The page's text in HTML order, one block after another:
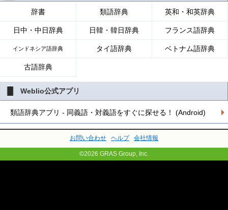
辞書 類語辞典 英和・和英辞典
日中・中日辞典 日韓・韓日辞典 フランス語辞典
インドネシア語辞典 タイ語辞典 ベトナム語辞典
古語辞典
Weblio公式アプリ
類語辞典アプリ - 同義語・対義語をすぐに探せる！ (Android)
お問い合わせ ヘルプ 会社情報
©2026 GRAS Group, Inc.